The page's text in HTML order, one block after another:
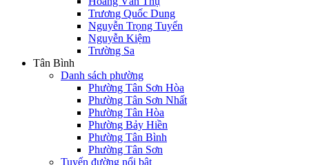
Trương Quốc Dung
Nguyễn Trọng Tuyển
Nguyễn Kiệm
Trường Sa
Tân Bình
Danh sách phường
Phường Tân Sơn Hòa
Phường Tân Sơn Nhất
Phường Tân Hòa
Phường Bảy Hiền
Phường Tân Bình
Phường Tân Sơn
Tuyến đường nổi bật